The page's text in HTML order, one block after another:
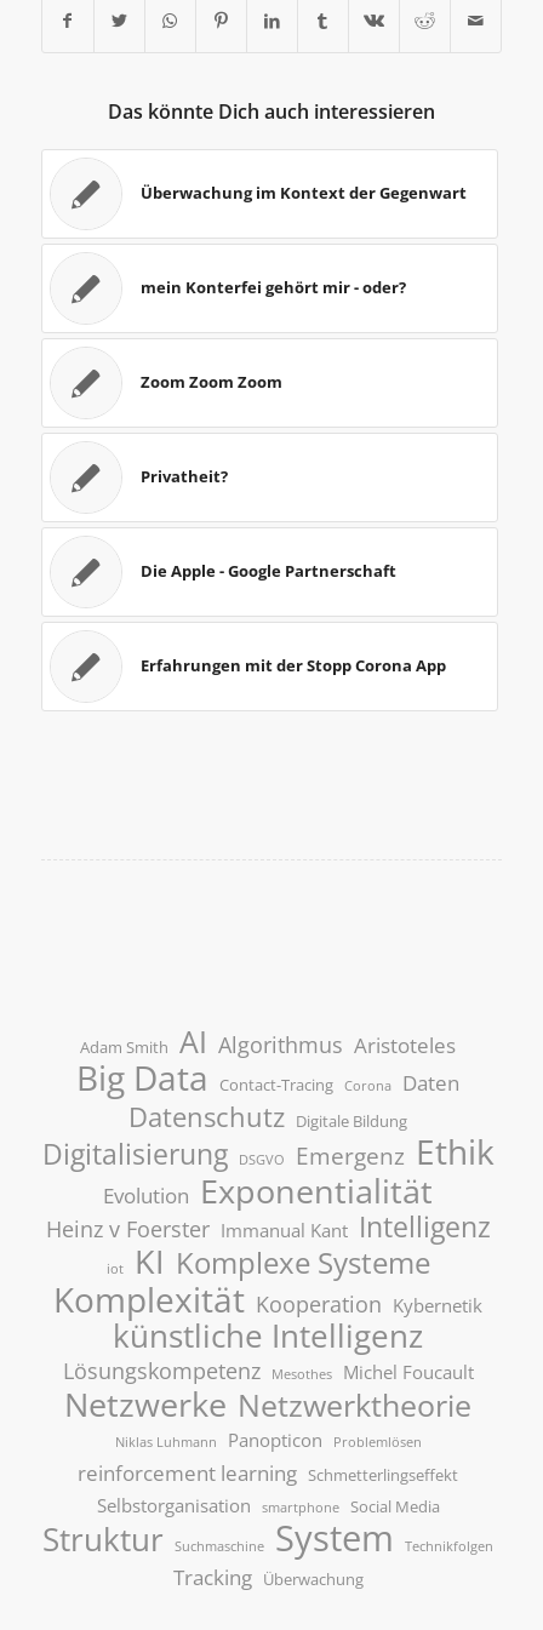
Das könnte Dich auch interessieren
Überwachung im Kontext der Gegenwart
mein Konterfei gehört mir - oder?
Zoom Zoom Zoom
Privatheit?
Die Apple - Google Partnerschaft
Erfahrungen mit der Stopp Corona App
Adam Smith AI Algorithmus Aristoteles
Big Data Contact-Tracing Corona Daten
Datenschutz Digitale Bildung
Digitalisierung DSGVO Emergenz Ethik
Evolution Exponentialität
Heinz v Foerster Immanual Kant Intelligenz
iot KI Komplexe Systeme
Komplexität Kooperation Kybernetik
künstliche Intelligenz
Lösungskompetenz Mesothes Michel Foucault
Netzwerke Netzwerktheorie
Niklas Luhmann Panopticon Problemlösen
reinforcement learning Schmetterlingseffekt
Selbstorganisation smartphone Social Media
Struktur Suchmaschine System Technikfolgen
Tracking Überwachung